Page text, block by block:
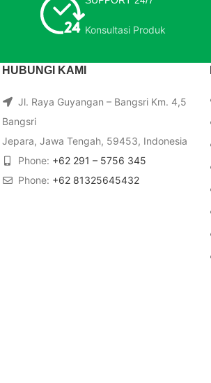
Konsultasi Produk
HUBUNGI KAMI
Jl. Raya Guyangan – Bangsri Km. 4,5
Bangsri
Jepara, Jawa Tengah, 59453, Indonesia
Phone: +62 291 – 5756 345
Phone: +62 81325645432